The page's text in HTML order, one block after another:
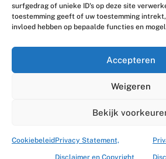
surfgedrag of unieke ID's op deze site
toestemming geeft of uw toestemming
invloed hebben op bepaalde functies en
Accepteren
Weigeren
Bekijk
CookiebeleidPrivacy Statement,
Disclaimer en Copyright
Houttuinlaan 8
3447 GM Woerden